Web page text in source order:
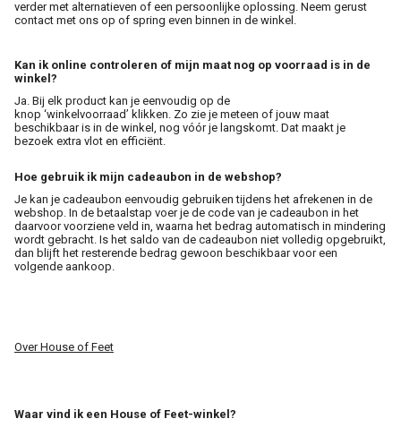
verder met alternatieven of een persoonlijke oplossing. Neem gerust
contact met ons op of spring even binnen in de winkel.
Kan ik online controleren of mijn maat nog op voorraad is in de
winkel?
Ja. Bij elk product kan je eenvoudig op de
knop ‘winkelvoorraad’ klikken. Zo zie je meteen of jouw maat
beschikbaar is in de winkel, nog vóór je langskomt. Dat maakt je
bezoek extra vlot en efficiënt.
Hoe gebruik ik mijn cadeaubon in de webshop?
Je kan je cadeaubon eenvoudig gebruiken tijdens het afrekenen in de
webshop. In de betaalstap voer je de code van je cadeaubon in het
daarvoor voorziene veld in, waarna het bedrag automatisch in mindering
wordt gebracht. Is het saldo van de cadeaubon niet volledig opgebruikt,
dan blijft het resterende bedrag gewoon beschikbaar voor een
volgende aankoop.
Over House of Feet
Waar vind ik een House of Feet-winkel?